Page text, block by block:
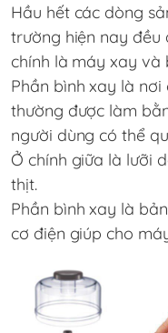
Hầu hết các dòng
trường hiện nay đều
chính là máy xay và
Phần bình xay là
thường được làm
người dùng có thể
Ở chính giữa là lưỡi
thịt.
Phần bình xay là
cơ điện giúp cho